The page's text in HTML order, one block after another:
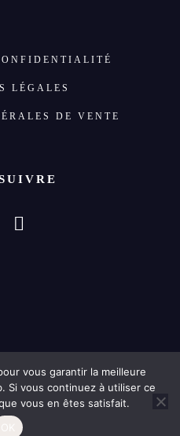
LÉGALES
DE VENTE
LE SAVON QUI LAVE
ARTISANALE
CLERMONT-FERRAND
vous garantir la meilleure
Si vous continuez à utiliser ce
vous en êtes satisfait.